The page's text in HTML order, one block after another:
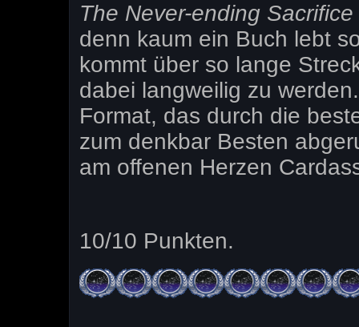
The Never-ending Sacrifice
denn kaum ein Buch lebt
kommt über so lange
dabei langweilig zu
Format, das durch die
zum denkbar Besten
am offenen Herzen
10/10 Punkten.